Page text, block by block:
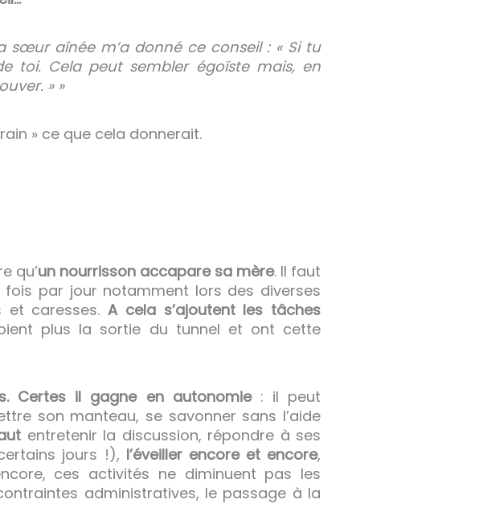
aînée m’a donné ce conseil : « Si tu
toi. Cela peut sembler égoïste mais, en
» »
» ce que cela donnerait.
qu’un nourrisson accapare sa mère. Il faut
par jour notamment lors des diverses
et caresses.A cela s’ajoutent les tâches
plus la sortie du tunnel et ont cette
Certes il gagne en autonomie: il peut
son manteau, se savonner sans l’aide
entretenir la discussion, répondre à ses
jours !), l’éveiller encore et encore,
ces activités ne diminuent pas les
administratives, le passage à la